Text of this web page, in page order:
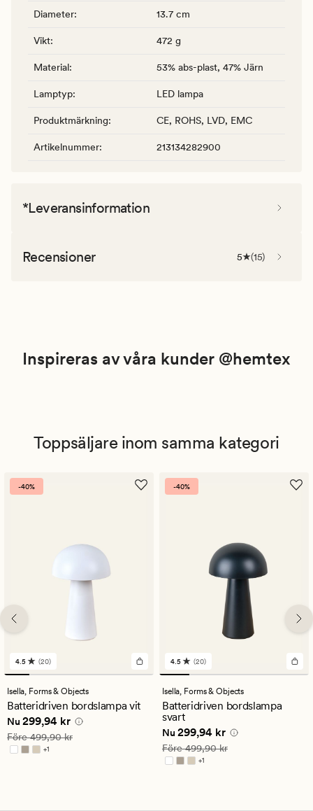
Diameter: 13.7 cm
Vikt: 472 g
Material: 53% abs-plast, 47% Järn
Lamptyp: LED lampa
Produktmärkning: CE, ROHS, LVD, EMC
Artikelnummer: 213134282900
*Leveransinformation
Recensioner 5 (15)
Inspireras av våra kunder @hemtex
Toppsäljare inom samma kategori
-40%
20
omdömen
med
ett
genomsnittligt
betyg
på
4.5
4.5 (20)
Isella, Forms & Objects
Batteridriven bordslampa vit
Nuvarande pris
Nu 299,94 kr
Ordinarie pris 499,90 kr
Före499,90 kr
+1
Finns i fler färger
-40%
20
omdömen
med
ett
genomsnittligt
betyg
på
4.5
4.5 (20)
Isella, Forms & Objects
Batteridriven bordslampa
svart
Nuvarande pris
Nu 299,94 kr
Ordinarie pris 499,90 kr
Före499,90 kr
+1
Finns i fler färger